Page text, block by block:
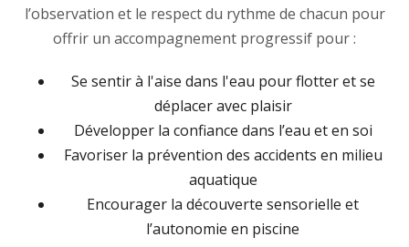
l’observation et le respect du rythme de chacun pour
offrir un accompagnement progressif pour :
Se sentir à l'aise dans l'eau pour flotter et se
déplacer avec plaisir
Développer la confiance dans l’eau et en soi
Favoriser la prévention des accidents en milieu
aquatique
Encourager la découverte sensorielle et
l’autonomie en piscine